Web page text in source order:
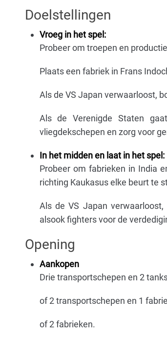
Doelstellingen
Vroeg in het spel:
Probeer om troepen en
Plaats een fabriek in Frans
Als de VS Japan verwaarloost,
Als de Verenigde Staten
vliegdekschepen en zorg voor
In het midden en laat in het spel:
Probeer om fabrieken in India
richting Kaukasus elke beurt te
Als de VS Japan
alsook fighters voor de
Opening
Aankopen
Drie transportschepen en 2
of 2 transportschepen en 1
of 2 fabrieken.